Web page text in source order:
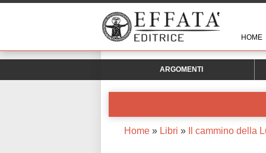
HOME
ARGOMENTI
Home » Libri » Il cammino della